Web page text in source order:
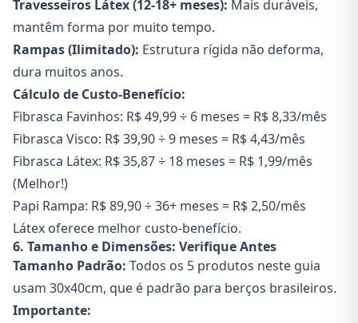
Travesseiros Látex (12-18+ meses): Mais duráveis,
mantêm forma por muito tempo.
Rampas (Ilimitado): Estrutura rígida não deforma,
dura muitos anos.
Cálculo de Custo-Benefício:
Fibrasca Favinhos: R$ 49,99 ÷ 6 meses = R$ 8,33/mês
Fibrasca Visco: R$ 39,90 ÷ 9 meses = R$ 4,43/mês
Fibrasca Látex: R$ 35,87 ÷ 18 meses = R$ 1,99/mês
(Melhor!)
Papi Rampa: R$ 89,90 ÷ 36+ meses = R$ 2,50/mês
Látex oferece melhor custo-benefício.
6. Tamanho e Dimensões: Verifique Antes
Tamanho Padrão: Todos os 5 produtos neste guia
usam 30x40cm, que é padrão para berços brasileiros.
Importante: